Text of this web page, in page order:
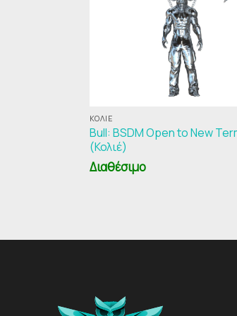
ΚΟΛΙΈ
Bull: BSDM Open to New
(Κολιέ)
Διαθέσιμο